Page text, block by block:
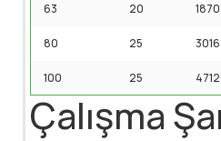
63 20 1870
80 25 3016
100 25 4712
Çalışma